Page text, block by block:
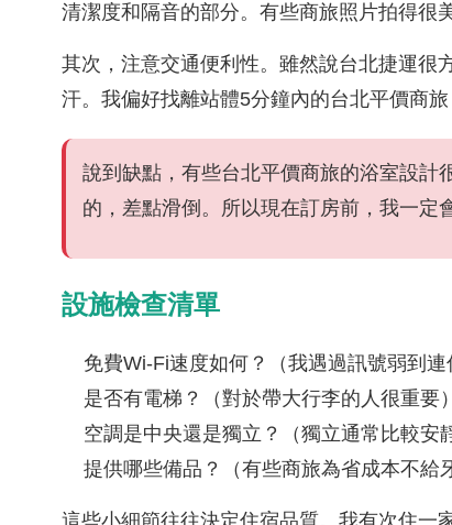
清潔度和隔音的部分。有些商旅照片拍得很
其次，注意交通便利性。雖然說台北捷運很
汗。我偏好找離站體5分鐘內的台北平價商
說到缺點，有些台北平價商旅的浴室設計
的，差點滑倒。所以現在訂房前，我一定
設施檢查清單
免費Wi-Fi速度如何？（我遇過訊號弱到連
是否有電梯？（對於帶大行李的人很重要）
空調是中央還是獨立？（獨立通常比較安
提供哪些備品？（有些商旅為省成本不給
這些小細節往往決定住宿品質。我有次住一